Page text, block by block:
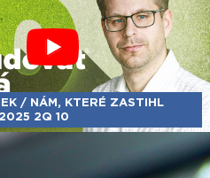
/ NÁM, KTERÉ ZASTIHL
2Q 10